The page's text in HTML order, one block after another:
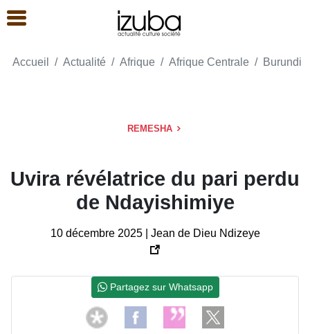
Accueil Actualité Afrique Afrique Centrale Burundi
REMESHA
Uvira révélatrice du pari perdu
de Ndayishimiye
10 décembre 2025 | Jean de Dieu Ndizeye
Partagez sur Whatsapp